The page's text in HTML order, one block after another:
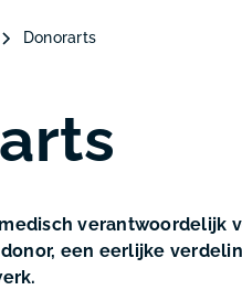
Donorarts
verantwoordelijk
een eerlijke